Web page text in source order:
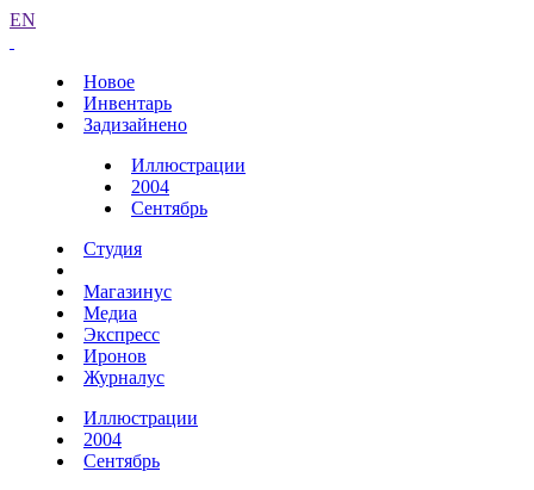
EN
Новое
Инвентарь
Задизайнено
Иллюстрации
2004
Сентябрь
Студия
Магазинус
Медиа
Экспресс
Иронов
Журналус
Иллюстрации
2004
Сентябрь